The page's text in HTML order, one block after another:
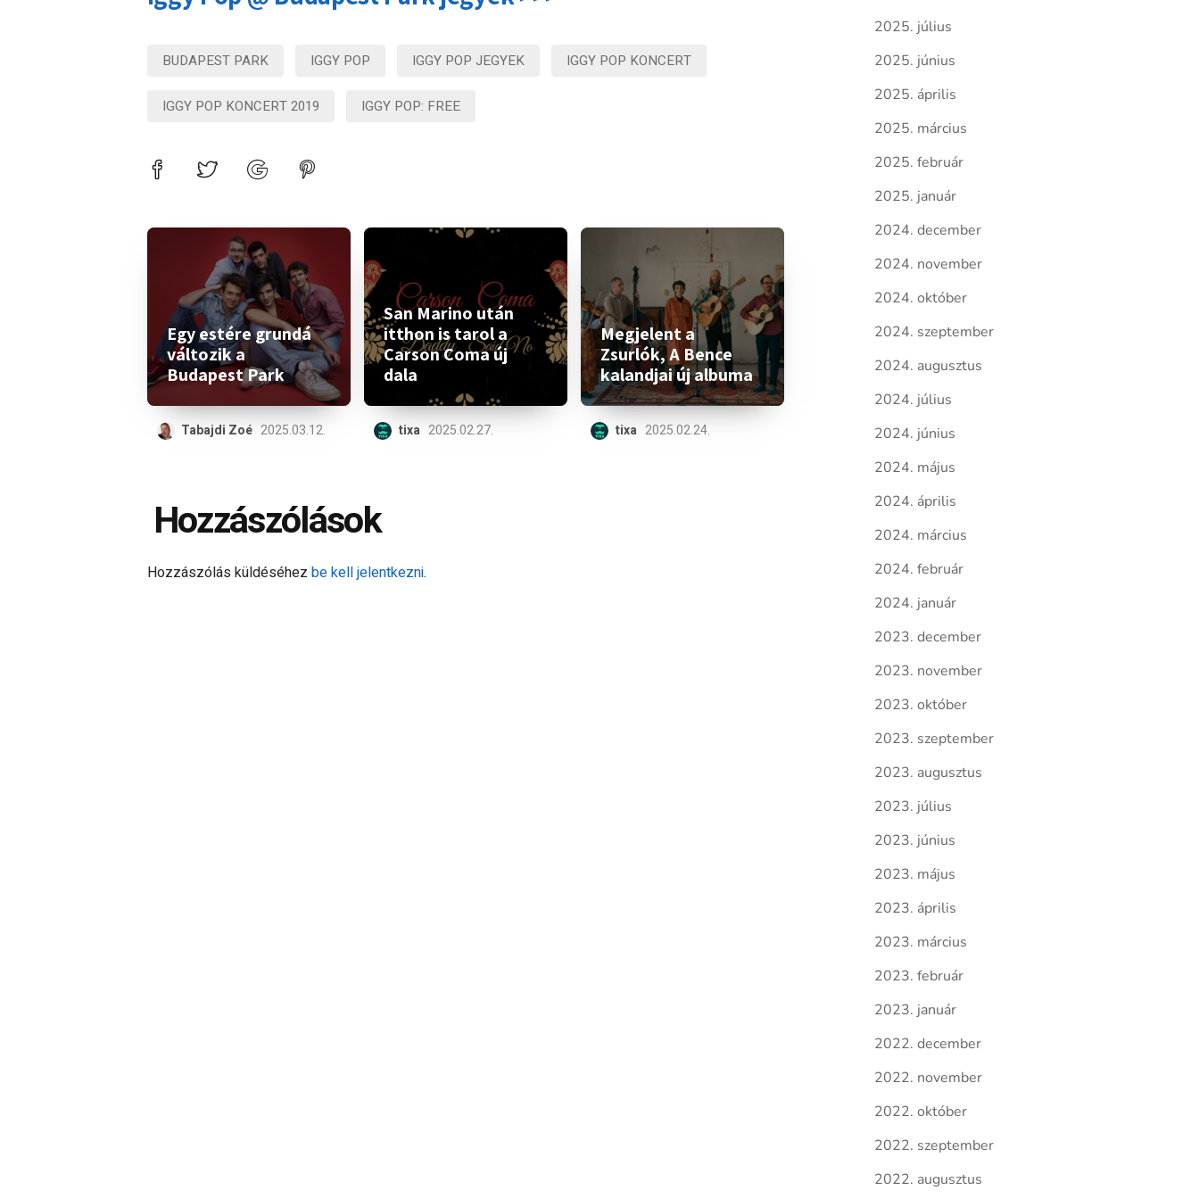
BUDAPEST PARK IGGY POP IGGY POP JEGYEK IGGY POP KONCERT
IGGY POP KONCERT 2019 IGGY POP: FREE
Egy estére grundá
változik a
Budapest Park
Tabajdi Zoé 2025.03.12.
San Marino után
itthon is tarol a
Carson Coma új
dala
tixa 2025.02.27.
Megjelent a
Zsurlók, A Bence
kalandjai új albuma
tixa 2025.02.24.
Hozzászólások
Hozzászólás küldéséhez be kell jelentkezni.
2025. július
2025. június
2025. április
2025. március
2025. február
2025. január
2024. december
2024. november
2024. október
2024. szeptember
2024. augusztus
2024. július
2024. június
2024. május
2024. április
2024. március
2024. február
2024. január
2023. december
2023. november
2023. október
2023. szeptember
2023. augusztus
2023. július
2023. június
2023. május
2023. április
2023. március
2023. február
2023. január
2022. december
2022. november
2022. október
2022. szeptember
2022. augusztus